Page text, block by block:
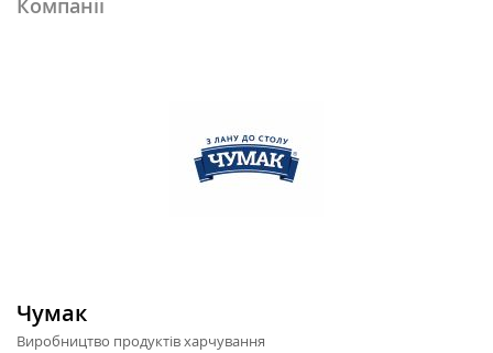
Компанії
Чумак
Виробництво продуктів харчування